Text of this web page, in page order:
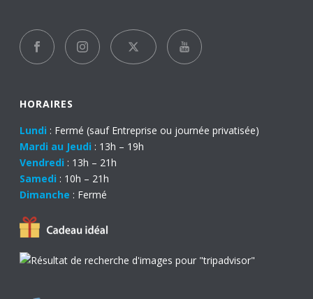
HORAIRES
Lundi : Fermé (sauf Entreprise ou journée privatisée)
Mardi au Jeudi : 13h – 19h
Vendredi : 13h – 21h
Samedi : 10h – 21h
Dimanche : Fermé